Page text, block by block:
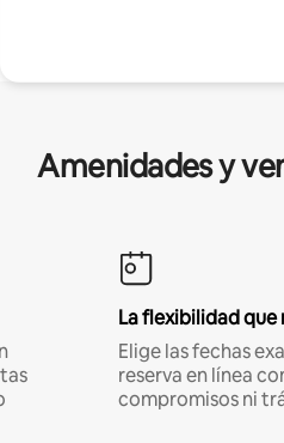
Amenidades y
La flexibilidad que
Elige las fechas
reserva en línea
compromisos ni